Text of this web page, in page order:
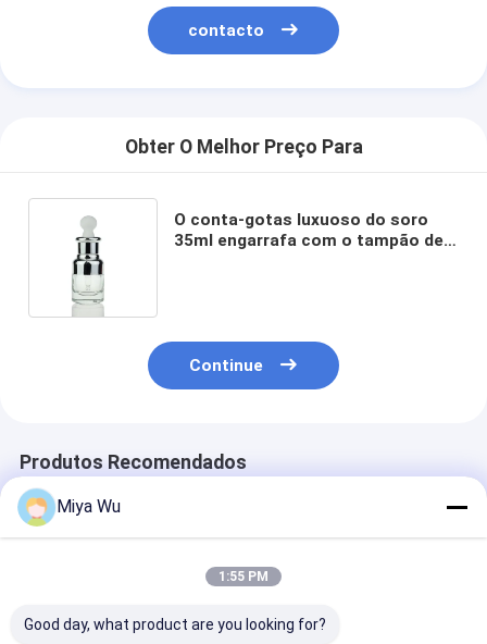
contacto
Obter O Melhor Preço Para
O conta-gotas luxuoso do soro
35ml engarrafa com o tampão de
Continue
Produtos Recomendados
Miya Wu
1:55 PM
Good day, what product are you looking for?